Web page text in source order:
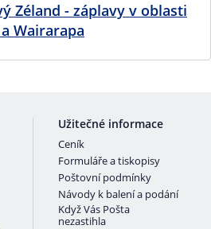
Zéland - záplavy v oblasti
Wairarapa
Užitečné informace
Ceník
Formuláře a tiskopisy
Poštovní podmínky
Návody k balení a podání
Když Vás Pošta
nezastihla